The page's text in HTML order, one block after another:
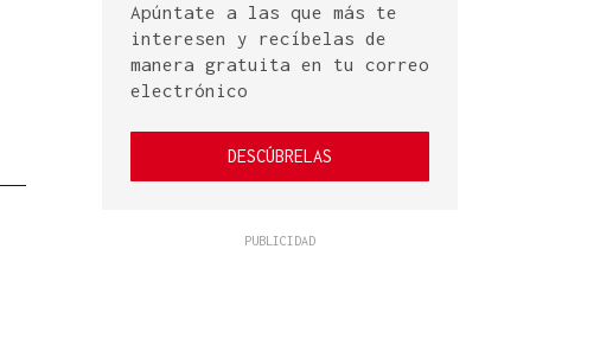
Apúntate a las que más te
interesen y recíbelas de
manera gratuita en tu correo
electrónico
DESCÚBRELAS